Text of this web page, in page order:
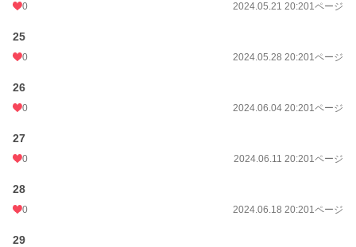
0 2024.05.21 20:201ページ
25
0 2024.05.28 20:201ページ
26
0 2024.06.04 20:201ページ
27
0 2024.06.11 20:201ページ
28
0 2024.06.18 20:201ページ
29